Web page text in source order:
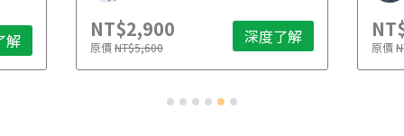
解 NT$2,900
原價NT$5,600 深度了解 原價